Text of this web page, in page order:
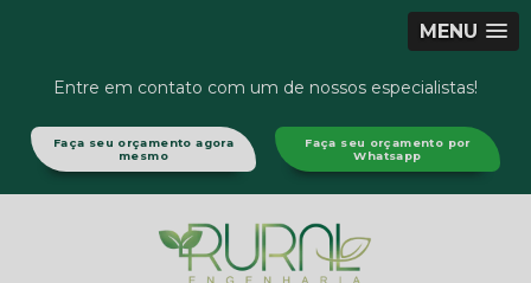
MENU
Entre em contato com um de nossos especialistas!
Faça seu orçamento agora
mesmo
Faça seu orçamento por
Whatsapp